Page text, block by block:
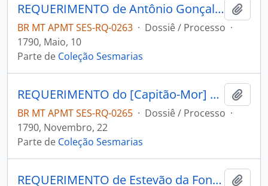
REQUERIMENTO de Antônio Gonçalves Gato ao Governador e Capitão-General da Capitania de Mato Grosso João de Albuquerque de Melo Pereira e Cáceres.
BR MT APMT SES-RQ-0263 · Dossiê / Processo ·
1790, Maio, 10
Parte de Coleção Sesmarias
REQUERIMENTO do [Capitão-Mor] Antônio Luiz da Rocha ao Governador e Capitão-General da Capitania de Mato Grosso João de Albuquerque de Melo Pereira e Cáceres.
BR MT APMT SES-RQ-0265 · Dossiê / Processo ·
1790, Novembro, 22
Parte de Coleção Sesmarias
REQUERIMENTO de Estevão da Fonseca Bueno ao Governador e Capitão-General da Capitania de Mato Grosso João de Albuquerque de Melo Pereira e Cáceres.